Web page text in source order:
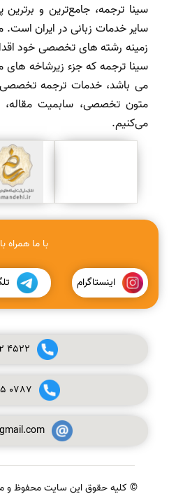
سینا ترجمه، جامع‌ترین و
سایر خدمات زبانی در ایران است.
زمینه رشته های تخصصی خود
سینا ترجمه که جزء زیرشاخه های
می باشد، خدمات ترجمه تخصصی
متون تخصصی، سابمیت مقاله،
می‌کنیم.
با ما همراه
اینستاگرام
4522
0787
© کلیه حقوق این سایت محفوظ و